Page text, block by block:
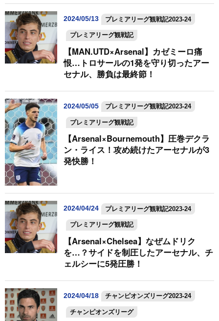
2024/05/13 プレミアリーグ観戦記2023-24
プレミアリーグ観戦記
【MAN.UTD×Arsenal】カゼミーロ痛
恨…トロサールの1発を守り切ったアー
セナル、勝負は最終節！
2024/05/05 プレミアリーグ観戦記2023-24
プレミアリーグ観戦記
【Arsenal×Bournemouth】圧巻デクラ
ン・ライス！攻め続けたアーセナルが3
発快勝！
2024/04/24 プレミアリーグ観戦記2023-24
プレミアリーグ観戦記
【Arsenal×Chelsea】なぜムドリク
を…？サイドを制圧したアーセナル、チ
ェルシーに5発圧勝！
2024/04/18 チャンピオンズリーグ2023-24
チャンピオンズリーグ